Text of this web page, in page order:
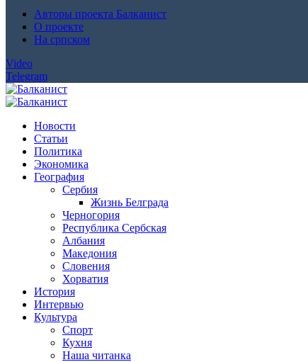
Авторы проекта Балканист
О проекте
На српском
Video
Telegram
Новости
Статьи
Политика
Экономика
География
Сербия
Жизнь Белграда
Черногория
Республика Сербская
Албания
Македония
Словения
Хорватия
История
Интервью
Культура
Спорт
Кухня
Наша читанка